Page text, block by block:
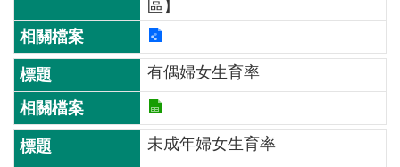
主
題
服
務
互
動
區】
有偶婦女生育率
未成年婦女生育率